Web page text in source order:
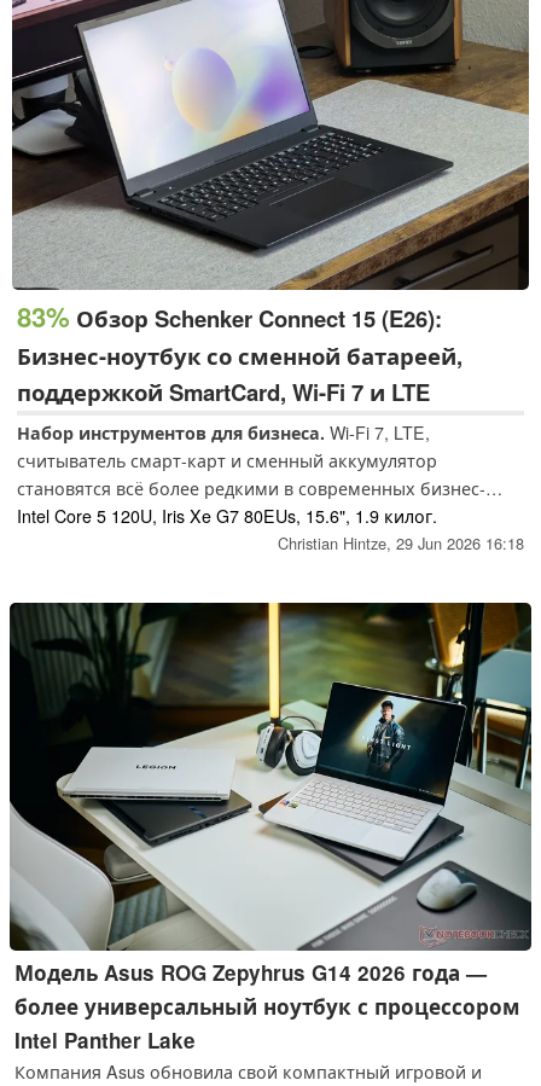
83% Обзор Schenker Connect 15 (E26):
Бизнес-ноутбук со сменной батареей,
поддержкой SmartCard, Wi-Fi 7 и LTE
Набор инструментов для бизнеса. Wi-Fi 7, LTE,
считыватель смарт-карт и сменный аккумулятор
становятся всё более редкими в современных бизнес-
ноутбуках. Модель Schenker Connect 15 делает акцент
именно на этих характеристиках, сочетая в себе функции,
бесшумным и энергоэффективным аппаратным
обеспечением.
Intel Core 5 120U, Iris Xe G7 80EUs, 15.6", 1.9 килог.
Christian Hintze, 29 Jun 2026 16:18
Модель Asus ROG Zepyhrus G14 2026 года —
более универсальный ноутбук с процессором
Intel Panther Lake
Компания Asus обновила свой компактный игровой и